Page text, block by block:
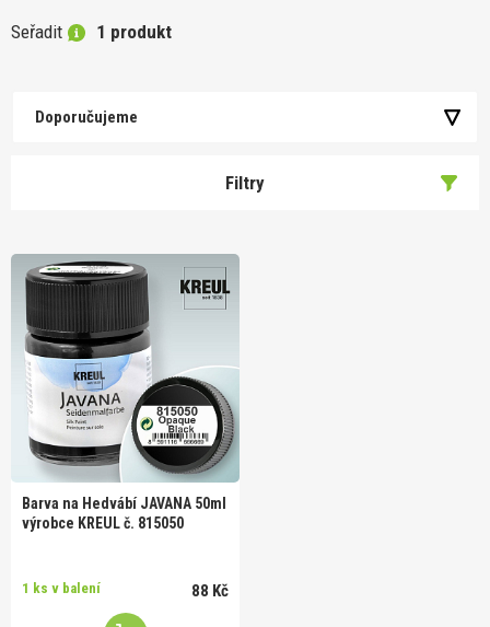
Seřadit 1 produkt
Doporučujeme
Filtry
Barva na Hedvábí JAVANA 50ml
výrobce KREUL č. 815050
1 ks v balení 88 Kč